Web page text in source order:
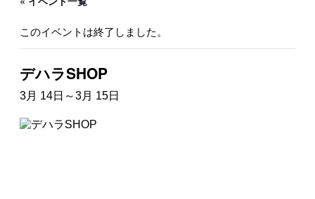
このイベントは終了しました。
デハラSHOP
3月 14日 ～3月 15日